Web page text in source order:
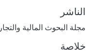
الناشر
مجلة البحوث المالية
خلاصة